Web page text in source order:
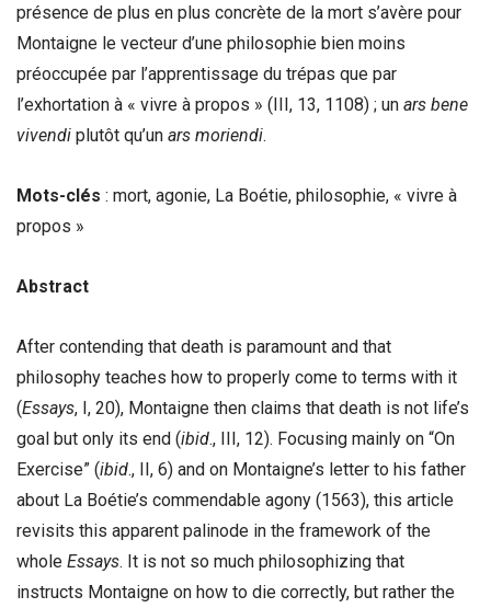
présence de plus en plus concrète de la mort s’avère pour
Montaigne le vecteur d’une philosophie bien moins
préoccupée par l’apprentissage du trépas que par
l’exhortation à « vivre à propos » (III, 13, 1108) ; un ars bene
vivendi plutôt qu’un ars moriendi.
Mots-clés : mort, agonie, La Boétie, philosophie, « vivre à
propos »
Abstract
After contending that death is paramount and that
philosophy teaches how to properly come to terms with it
(Essays, I, 20), Montaigne then claims that death is not life’s
goal but only its end (ibid., III, 12). Focusing mainly on “On
Exercise” (ibid., II, 6) and on Montaigne’s letter to his father
about La Boétie’s commendable agony (1563), this article
revisits this apparent palinode in the framework of the
whole Essays. It is not so much philosophizing that
instructs Montaigne on how to die correctly, but rather the